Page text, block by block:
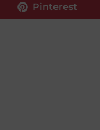
Pinterest